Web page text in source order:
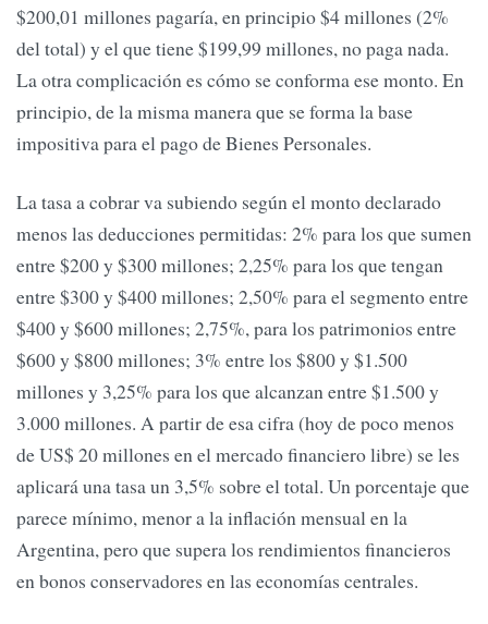
$200,01 millones pagaría, en principio $4 millones (2%
del total) y el que tiene $199,99 millones, no paga nada.
La otra complicación es cómo se conforma ese monto. En
principio, de la misma manera que se forma la base
impositiva para el pago de Bienes Personales.
La tasa a cobrar va subiendo según el monto declarado
menos las deducciones permitidas: 2% para los que sumen
entre $200 y $300 millones; 2,25% para los que tengan
entre $300 y $400 millones; 2,50% para el segmento entre
$400 y $600 millones; 2,75%, para los patrimonios entre
$600 y $800 millones; 3% entre los $800 y $1.500
millones y 3,25% para los que alcanzan entre $1.500 y
3.000 millones. A partir de esa cifra (hoy de poco menos
de US$ 20 millones en el mercado financiero libre) se les
aplicará una tasa un 3,5% sobre el total. Un porcentaje que
parece mínimo, menor a la inflación mensual en la
Argentina, pero que supera los rendimientos financieros
en bonos conservadores en las economías centrales.